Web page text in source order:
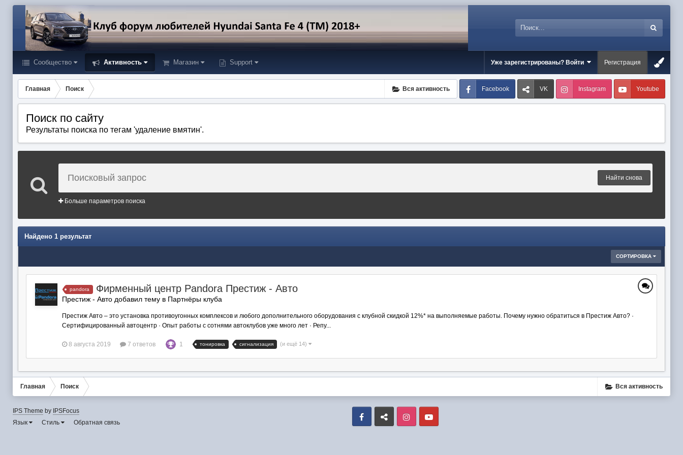
Сообщество Активность Магазин Support Уже зарегистрированы? Войти Регистрация
Вся активность
Главная Поиск Facebook VK Instagram Youtube
Поиск по сайту
Результаты поиска по тегам 'удаление вмятин'.
Найти снова
Больше параметров поиска
Найдено 1 результат
СОРТИРОВКА
pandora Фирменный центр Pandora Престиж - Авто
Престиж - Авто добавил тему в Партнёры клуба
Престиж Авто – это установка противоугонных комплексов и любого дополнительного оборудования с клубной скидкой 12%* на выполняемые работы. Почему нужно обратиться в Престиж Авто? ·
Сертифицированный автоцентр · Опыт работы с сотнями автоклубов уже много лет · Репу...
8 августа 2019 7 ответов 1 тонировка сигнализация (и ещё 14)
Вся активность
Главная Поиск
IPS Theme by IPSFocus
Язык
Стиль Обратная связь
Facebook VK Instagram